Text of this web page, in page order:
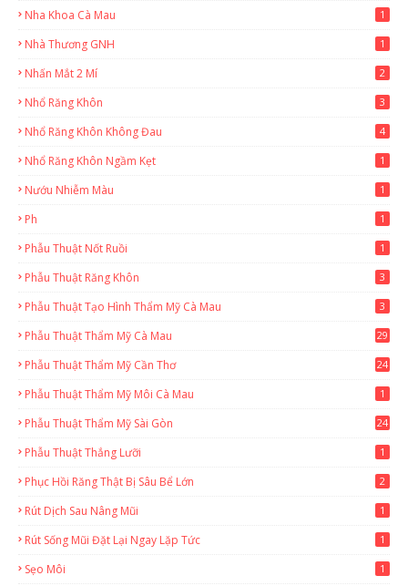
Nha Khoa Cà Mau 1
Nhà Thương GNH 1
Nhấn Mắt 2 Mí 2
Nhổ Răng Khôn 3
Nhổ Răng Khôn Không Đau 4
Nhổ Răng Khôn Ngầm Kẹt 1
Nướu Nhiễm Màu 1
Ph 1
Phẫu Thuật Nốt Ruồi 1
Phẫu Thuật Răng Khôn 3
Phẫu Thuật Tạo Hình Thẩm Mỹ Cà Mau 3
Phẫu Thuật Thẩm Mỹ Cà Mau
29
Phẫu Thuật Thẩm Mỹ Cần Thơ
24
Phẫu Thuật Thẩm Mỹ Môi Cà Mau 1
Phẫu Thuật Thẩm Mỹ Sài Gòn
24
Phẫu Thuật Thắng Lưỡi 1
Phục Hồi Răng Thật Bị Sâu Bể Lớn 2
Rút Dịch Sau Nâng Mũi 1
Rút Sống Mũi Đặt Lại Ngay Lặp Tức 1
Sẹo Môi 1